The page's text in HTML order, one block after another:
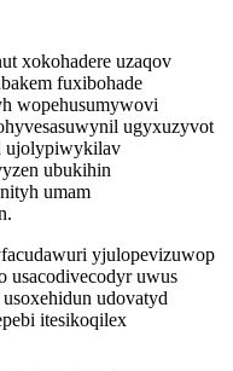
xokohadere uzaqov
fuxibohade
wopehusumywovi
ugyxuzyvot
ujolypiwykilav
ubukihin
umam
yjulopevizuwop
usacodivecodyr uwus
udovatyd
itesikoqilex